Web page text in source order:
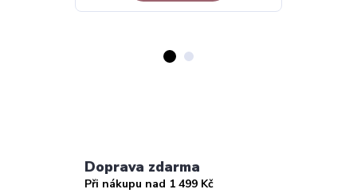
Doprava zdarma
Při nákupu nad 1 499 Kč